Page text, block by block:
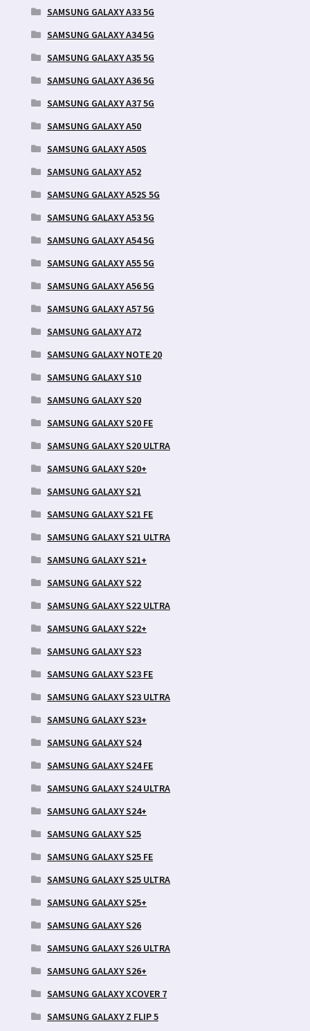
SAMSUNG GALAXY A33 5G
SAMSUNG GALAXY A34 5G
SAMSUNG GALAXY A35 5G
SAMSUNG GALAXY A36 5G
SAMSUNG GALAXY A37 5G
SAMSUNG GALAXY A50
SAMSUNG GALAXY A50S
SAMSUNG GALAXY A52
SAMSUNG GALAXY A52S 5G
SAMSUNG GALAXY A53 5G
SAMSUNG GALAXY A54 5G
SAMSUNG GALAXY A55 5G
SAMSUNG GALAXY A56 5G
SAMSUNG GALAXY A57 5G
SAMSUNG GALAXY A72
SAMSUNG GALAXY NOTE 20
SAMSUNG GALAXY S10
SAMSUNG GALAXY S20
SAMSUNG GALAXY S20 FE
SAMSUNG GALAXY S20 ULTRA
SAMSUNG GALAXY S20+
SAMSUNG GALAXY S21
SAMSUNG GALAXY S21 FE
SAMSUNG GALAXY S21 ULTRA
SAMSUNG GALAXY S21+
SAMSUNG GALAXY S22
SAMSUNG GALAXY S22 ULTRA
SAMSUNG GALAXY S22+
SAMSUNG GALAXY S23
SAMSUNG GALAXY S23 FE
SAMSUNG GALAXY S23 ULTRA
SAMSUNG GALAXY S23+
SAMSUNG GALAXY S24
SAMSUNG GALAXY S24 FE
SAMSUNG GALAXY S24 ULTRA
SAMSUNG GALAXY S24+
SAMSUNG GALAXY S25
SAMSUNG GALAXY S25 FE
SAMSUNG GALAXY S25 ULTRA
SAMSUNG GALAXY S25+
SAMSUNG GALAXY S26
SAMSUNG GALAXY S26 ULTRA
SAMSUNG GALAXY S26+
SAMSUNG GALAXY XCOVER 7
SAMSUNG GALAXY Z FLIP 5